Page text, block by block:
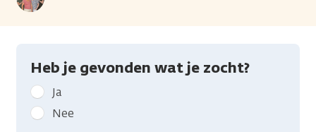
Heb je gevonden wat je zocht?
Geef
kanker.nl
feedback:
Ja
Nee